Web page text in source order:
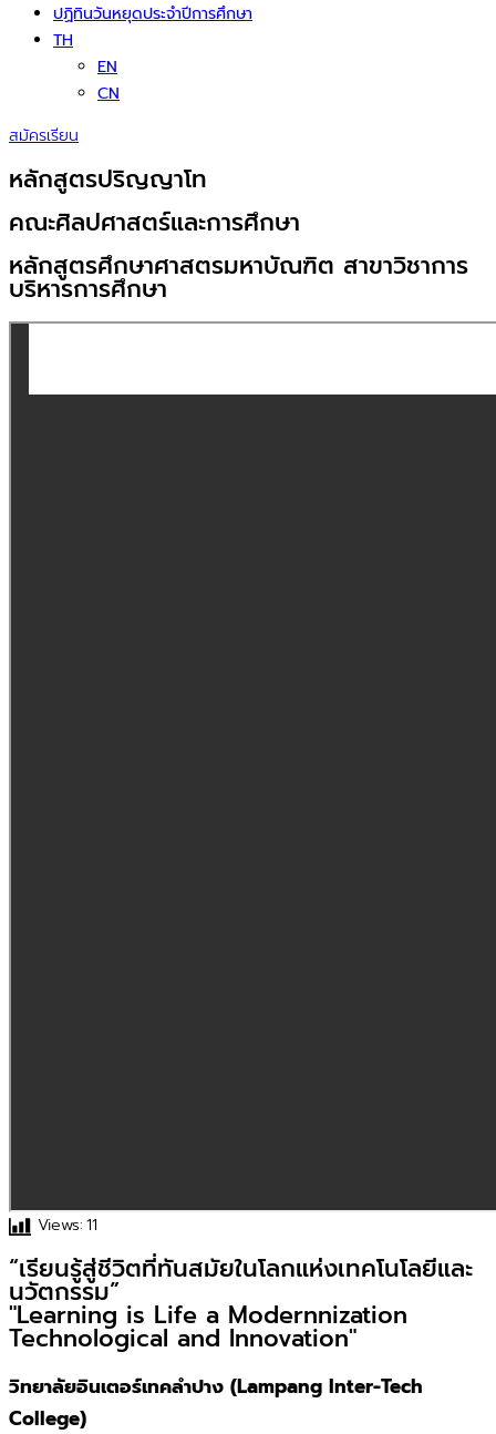
ปฏิทินวันหยุดประจำปีการศึกษา
TH
EN
CN
สมัครเรียน
หลักสูตรปริญญาโท
คณะศิลปศาสตร์และการศึกษา
หลักสูตรศึกษาศาสตรมหาบัณฑิต สาขาวิชาการ
บริหารการศึกษา
Views:11
“เรียนรู้สู่ชีวิตที่ทันสมัยในโลกแห่งเทคโนโลยีและ
นวัตกรรม”
"Learning is Life a Modernnization
Technological and Innovation"
วิทยาลัยอินเตอร์เทคลำปาง (Lampang Inter-Tech
College)